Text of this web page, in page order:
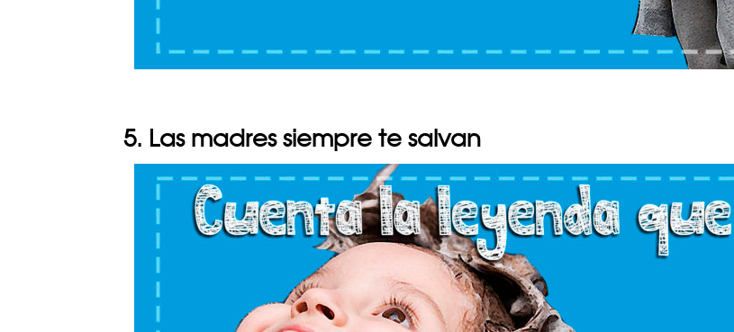
5. Las madres siempre te salvan